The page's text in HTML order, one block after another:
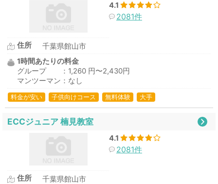
4.1
2081件
住所
千葉県館山市
1時間あたりの料金
グループ ：1,260 円〜2,430円
マンツーマン：なし
料金が安い 子供向けコース 無料体験 大手
ECCジュニア 楠見教室
4.1
2081件
住所
千葉県館山市